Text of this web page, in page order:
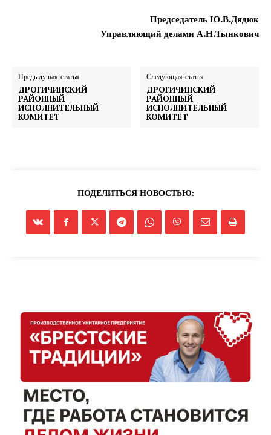
Председатель Ю.В.Дядюк
Управляющий делами А.Н.Тынкович
Предыдущая статья
ДРОГИЧИНСКИЙ
РАЙОННЫЙ
ИСПОЛНИТЕЛЬНЫЙ
КОМИТЕТ
Следующая статья
ДРОГИЧИНСКИЙ
РАЙОННЫЙ
ИСПОЛНИТЕЛЬНЫЙ
КОМИТЕТ
ПОДЕЛИТЬСЯ НОВОСТЬЮ: